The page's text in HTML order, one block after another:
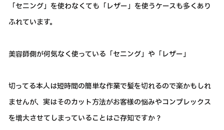
「セニング」を使わなくても「レザー」を使うケースも多くあり
ふれています。
美容師側が何気なく使っている「セニング」や「レザー」
切ってる本人は短時間の簡単な作業で髪を切れるので楽かもしれ
ませんが、実はそのカット方法がお客様の悩みやコンプレックス
を増大させてしまっていることはご存知ですか？